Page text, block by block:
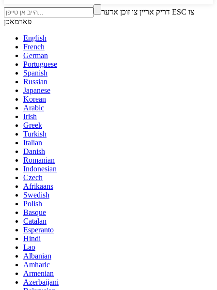
דריק אריין צו זוכן אדער ESC צו
פארמאכן
English
French
German
Portuguese
Spanish
Russian
Japanese
Korean
Arabic
Irish
Greek
Turkish
Italian
Danish
Romanian
Indonesian
Czech
Afrikaans
Swedish
Polish
Basque
Catalan
Esperanto
Hindi
Lao
Albanian
Amharic
Armenian
Azerbaijani